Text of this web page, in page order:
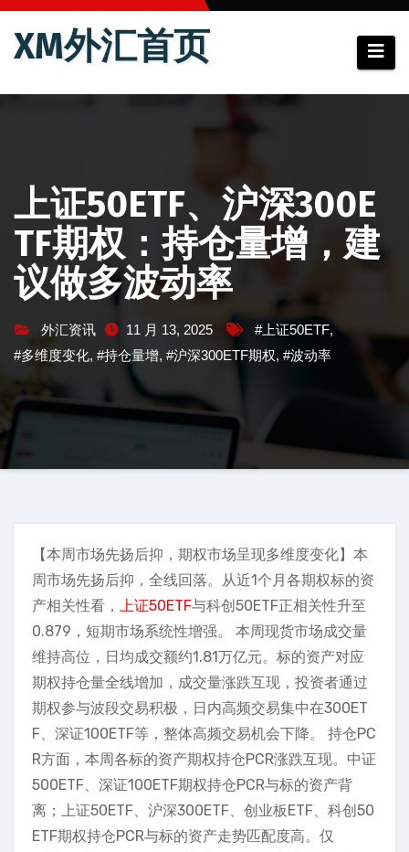
跳
XM外汇首页
上证50ETF、沪深300E
TF期权：持仓量增，建
议做多波动率
外汇资讯 11 月 13, 2025 #上证50ETF,
#多维度变化, #持仓量增, #沪深300ETF期权, #波动率
【本周市场先扬后抑，期权市场呈现多维度变化】本
周市场先扬后抑，全线回落。从近1个月各期权标的资
产相关性看， 上证50ETF与科创50ETF正相关性升至
0.879，短期市场系统性增强。 本周现货市场成交量
维持高位，日均成交额约1.81万亿元。标的资产对应
期权持仓量全线增加，成交量涨跌互现，投资者通过
期权参与波段交易积极，日内高频交易集中在300ET
F、深证100ETF等，整体高频交易机会下降。 持仓PC
R方面，本周各标的资产期权持仓PCR涨跌互现。中证
500ETF、深证100ETF期权持仓PCR与标的资产背
离；上证50ETF、沪深300ETF、创业板ETF、科创50
ETF期权持仓PCR与标的资产走势匹配度高。仅